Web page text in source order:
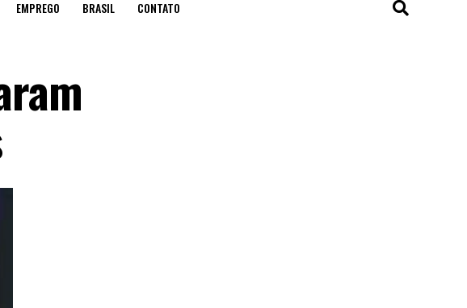
EMPREGO BRASIL CONTATO